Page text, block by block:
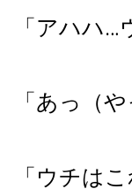
「アハハ
「あっ（
「ウチは